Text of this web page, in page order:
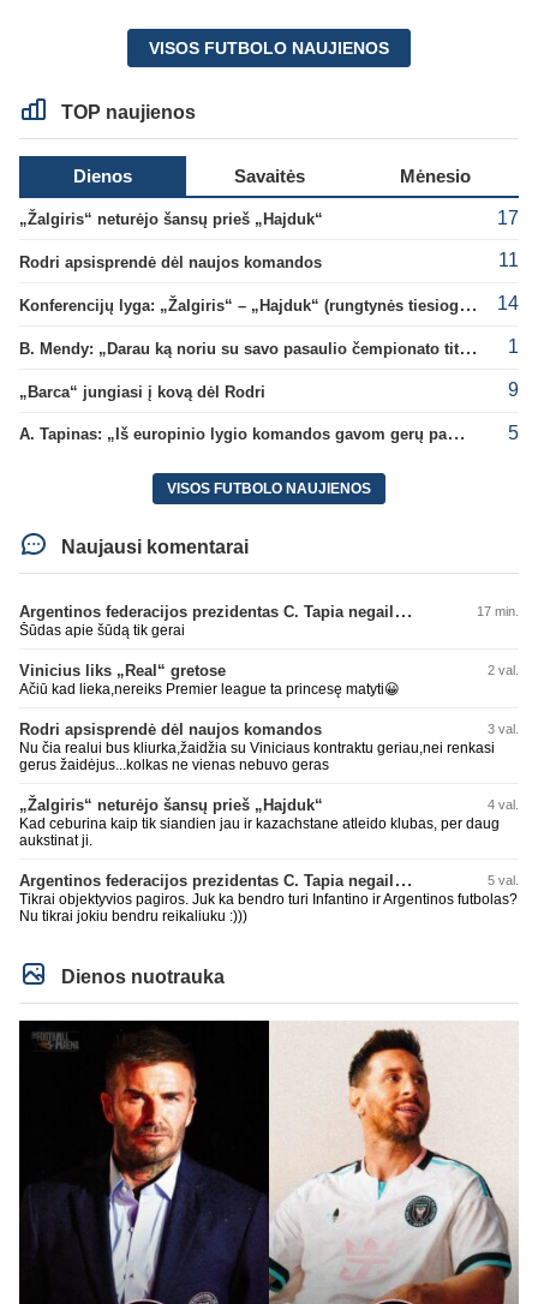
VISOS FUTBOLO NAUJIENOS
TOP naujienos
Dienos Savaitės Mėnesio
„Žalgiris“ neturėjo šansų prieš „Hajduk“ 17
Rodri apsisprendė dėl naujos komandos 11
Konferencijų lyga: „Žalgiris“ – „Hajduk“ (rungtynės tiesiogiai) 14
B. Mendy: „Darau ką noriu su savo pasaulio čempionato titulu“ 1
„Barca“ jungiasi į kovą dėl Rodri 9
A. Tapinas: „Iš europinio lygio komandos gavom gerų pamokų“ 5
VISOS FUTBOLO NAUJIENOS
Naujausi komentarai
Argentinos federacijos prezidentas C. Tapia negailėjo pagyrų G. Infantino 17 min.
Šūdas apie šūdą tik gerai
Vinicius liks „Real“ gretose 2 val.
Ačiū kad lieka,nereiks Premier league ta princesę matyti😀
Rodri apsisprendė dėl naujos komandos 3 val.
Nu čia realui bus kliurka,žaidžia su Viniciaus kontraktu geriau,nei renkasi
gerus žaidėjus...kolkas ne vienas nebuvo geras
„Žalgiris“ neturėjo šansų prieš „Hajduk“ 4 val.
Kad ceburina kaip tik siandien jau ir kazachstane atleido klubas, per daug
aukstinat ji.
Argentinos federacijos prezidentas C. Tapia negailėjo pagyrų G. Infantino 5 val.
Tikrai objektyvios pagiros. Juk ka bendro turi Infantino ir Argentinos futbolas?
Nu tikrai jokiu bendru reikaliuku :)))
Dienos nuotrauka